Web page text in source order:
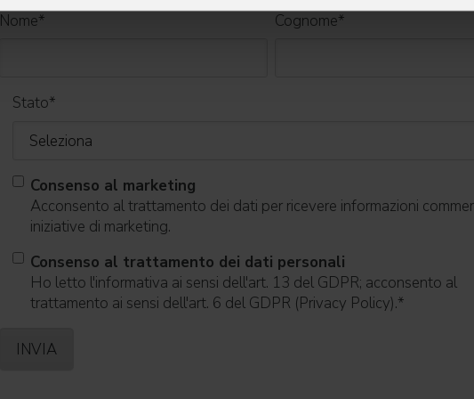
Nome* Cognome*
Stato*
Consenso al marketing
Acconsento al trattamento dei dati per ricevere informazioni
iniziative di marketing.
Consenso al trattamento dei dati personali
Ho letto l'informativa ai sensi dell'art. 13 del GDPR; acconsento al
trattamento ai sensi dell'art. 6 del GDPR (Privacy Policy).*